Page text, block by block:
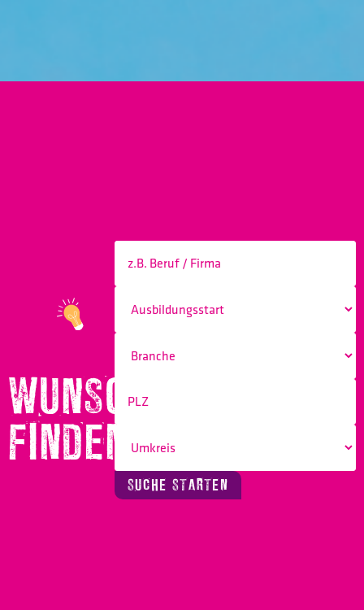
WUNSCHBERUF
FINDEN!
SUCHE STARTEN